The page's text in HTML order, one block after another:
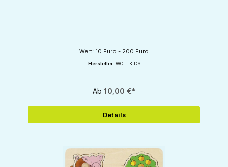
Wert: 10 Euro - 200 Euro
Hersteller: WOLLKIDS
Ab 10,00 €*
Details